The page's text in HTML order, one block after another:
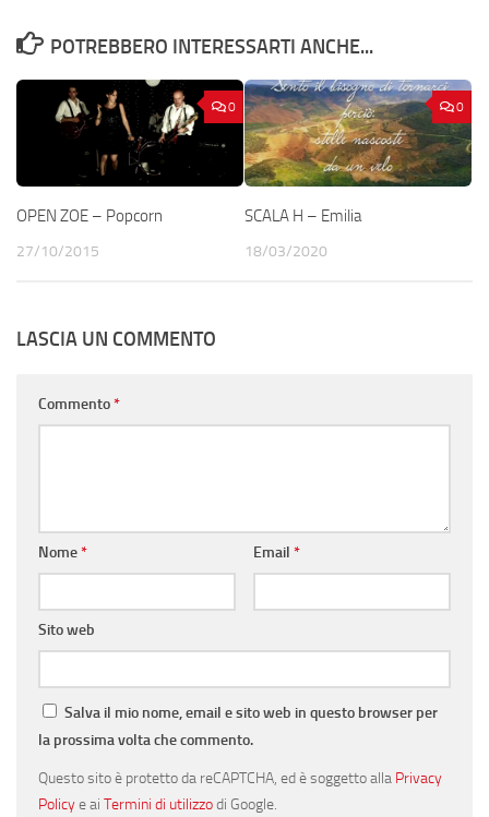
POTREBBERO INTERESSARTI ANCHE...
0
OPEN ZOE – Popcorn
27/10/2015
0
SCALA H – Emilia
18/03/2020
LASCIA UN COMMENTO
Commento*
Nome* Email *
Sito web
Salva il mio nome, email e sito web in questo browser per
la prossima volta che commento.
Questo sito è protetto da reCAPTCHA, ed è soggetto alla Privacy
Policye ai Termini di utilizzodi Google.